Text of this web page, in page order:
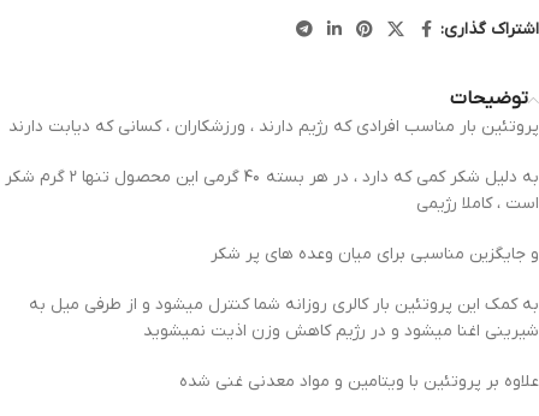
اشتراک گذاری:
توضیحات
پروتئین بار مناسب افرادی که رژیم دارند ، ورزشکاران ، کسانی که دیابت دارند
به دلیل شکر کمی که دارد ، در هر بسته ۴۰ گرمی این محصول تنها ۲ گرم شکر
است ، کاملا رژیمی
و جایگزین مناسبی برای میان وعده های پر شکر
به کمک این پروتئین بار کالری روزانه شما کنترل میشود و از طرفی میل به
شیرینی اغنا میشود و در رژیم کاهش وزن اذیت نمیشوید
علاوه بر پروتئین با ویتامین و مواد معدنی غنی شده